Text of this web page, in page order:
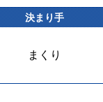
決まり手
まくり